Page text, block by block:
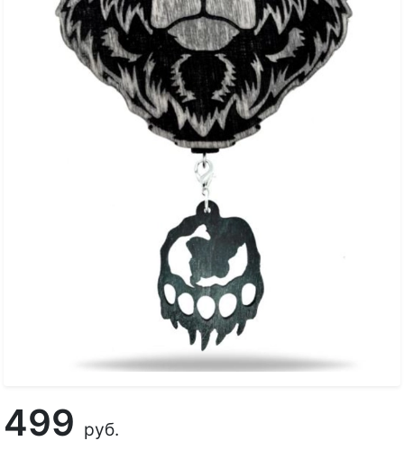
499 руб.